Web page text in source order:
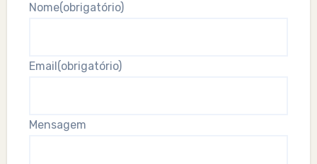
Nome(obrigatório)
Email (obrigatório)
Mensagem